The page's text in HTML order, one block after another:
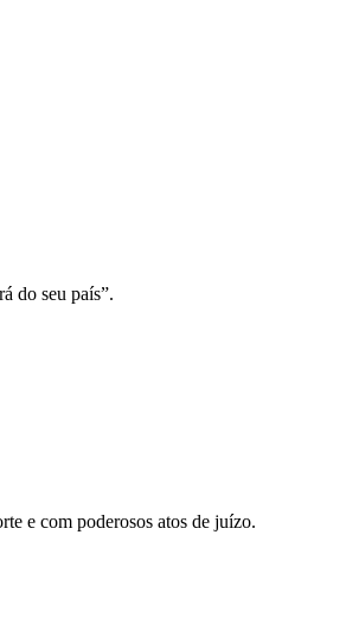
do seu país”.
e com poderosos atos de juízo.